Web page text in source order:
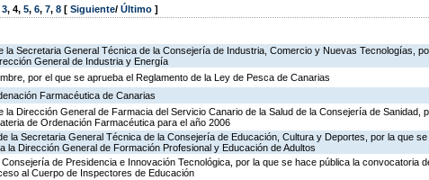
3, 4, 5, 6, 7, 8 [ Siguiente/ Último ]
la Secretaria General Técnica de la Consejería de Industria, Comercio y Nuevas Tecnologías,
General de Industria y Energía
por el que se aprueba el Reglamento de la Ley de Pesca de Canarias
Farmacéutica de Canarias
la Dirección General de Farmacia del Servicio Canario de la Salud de la Consejería de Sanidad,
de Ordenación Farmacéutica para el año 2006
la Secretaria General Técnica de la Consejería de Educación, Cultura y Deportes, por la que
la Dirección General de Formación Profesional y Educación de Adultos
de Presidencia e Innovación Tecnológica, por la que se hace pública la convocatoria
al Cuerpo de Inspectores de Educación